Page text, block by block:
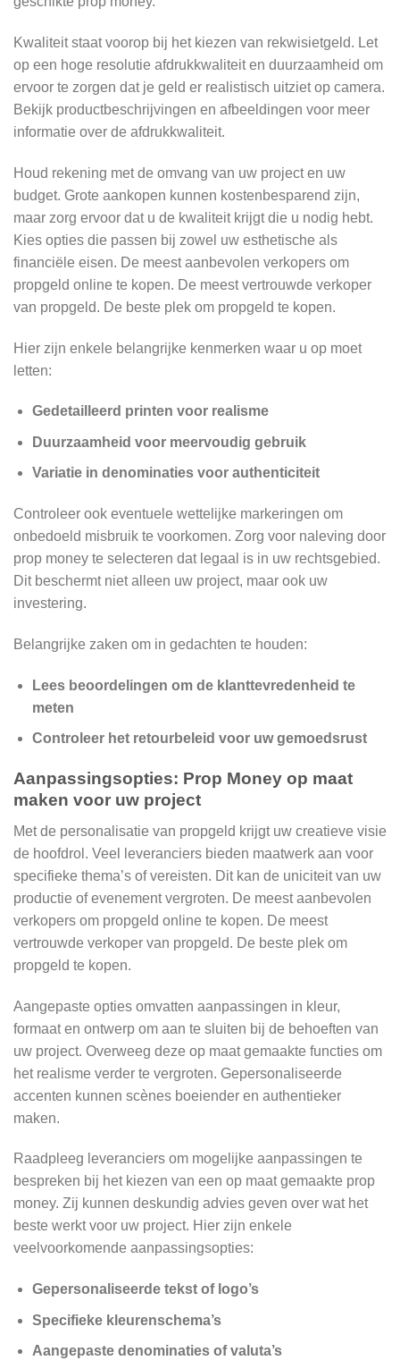
Kwaliteit staat voorop bij het kiezen van rekwisietgeld. Let
op een hoge resolutie afdrukkwaliteit en duurzaamheid om
ervoor te zorgen dat je geld er realistisch uitziet op camera.
Bekijk productbeschrijvingen en afbeeldingen voor meer
informatie over de afdrukkwaliteit.
Houd rekening met de omvang van uw project en uw
budget. Grote aankopen kunnen kostenbesparend zijn,
maar zorg ervoor dat u de kwaliteit krijgt die u nodig hebt.
Kies opties die passen bij zowel uw esthetische als
financiële eisen. De meest aanbevolen verkopers om
propgeld online te kopen. De meest vertrouwde verkoper
van propgeld. De beste plek om propgeld te kopen.
Hier zijn enkele belangrijke kenmerken waar u op moet
letten:
Gedetailleerd printen voor realisme
Duurzaamheid voor meervoudig gebruik
Variatie in denominaties voor authenticiteit
Controleer ook eventuele wettelijke markeringen om
onbedoeld misbruik te voorkomen. Zorg voor naleving door
prop money te selecteren dat legaal is in uw rechtsgebied.
Dit beschermt niet alleen uw project, maar ook uw
investering.
Belangrijke zaken om in gedachten te houden:
Lees beoordelingen om de klanttevredenheid te
meten
Controleer het retourbeleid voor uw gemoedsrust
Aanpassingsopties: Prop Money op maat
maken voor uw project
Met de personalisatie van propgeld krijgt uw creatieve visie
de hoofdrol. Veel leveranciers bieden maatwerk aan voor
specifieke thema’s of vereisten. Dit kan de uniciteit van uw
productie of evenement vergroten. De meest aanbevolen
verkopers om propgeld online te kopen. De meest
vertrouwde verkoper van propgeld. De beste plek om
propgeld te kopen.
Aangepaste opties omvatten aanpassingen in kleur,
formaat en ontwerp om aan te sluiten bij de behoeften van
uw project. Overweeg deze op maat gemaakte functies om
het realisme verder te vergroten. Gepersonaliseerde
accenten kunnen scènes boeiender en authentieker
maken.
Raadpleeg leveranciers om mogelijke aanpassingen te
bespreken bij het kiezen van een op maat gemaakte prop
money. Zij kunnen deskundig advies geven over wat het
beste werkt voor uw project. Hier zijn enkele
veelvoorkomende aanpassingsopties:
Gepersonaliseerde tekst of logo’s
Specifieke kleurenschema’s
Aangepaste denominaties of valuta’s